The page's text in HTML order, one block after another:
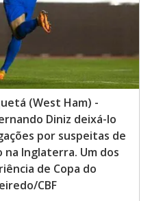
(West Ham) -
Diniz deixá-lo
por suspeitas de
Inglaterra. Um dos
de Copa do
CBF